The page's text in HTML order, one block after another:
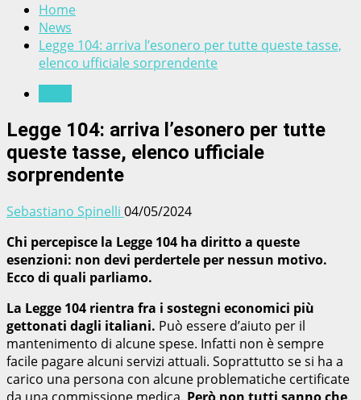
Home
News
Legge 104: arriva l’esonero per tutte queste tasse,
elenco ufficiale sorprendente
Legge 104: arriva l’esonero per tutte
queste tasse, elenco ufficiale
sorprendente
Sebastiano Spinelli 04/05/2024
Chi percepisce la Legge 104 ha diritto a queste
esenzioni: non devi perdertele per nessun motivo.
Ecco di quali parliamo.
La Legge 104 rientra fra i sostegni economici più
gettonati dagli italiani. Può essere d’aiuto per il
mantenimento di alcune spese. Infatti non è sempre
facile pagare alcuni servizi attuali. Soprattutto se si ha a
carico una persona con alcune problematiche certificate